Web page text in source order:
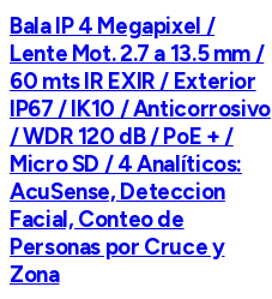
Bala IP 4 Megapixel /
Lente Mot. 2.7 a 13.5 mm /
60 mts IR EXIR / Exterior
IP67 / IK10 / Anticorrosivo
/ WDR 120 dB / PoE + /
Micro SD / 4 Analíticos:
AcuSense, Deteccion
Facial, Conteo de
Personas por Cruce y
Zona